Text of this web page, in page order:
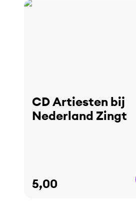
CD Artiesten bij
Nederland Zingt
5,00